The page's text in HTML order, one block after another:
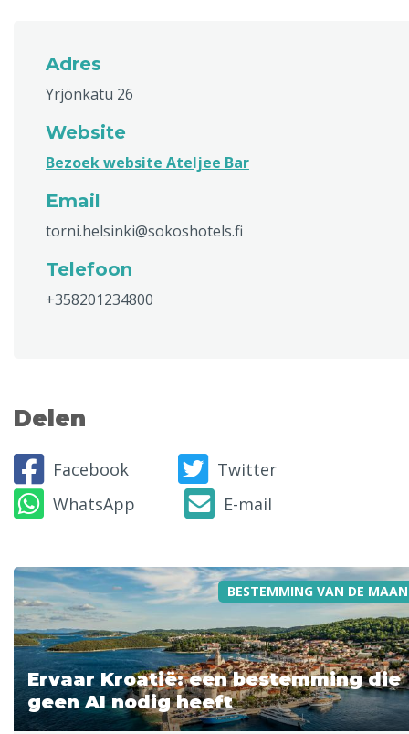
Adres
Yrjönkatu 26
Website
Bezoek website Ateljee Bar
Email
torni.helsinki@sokoshotels.fi
Telefoon
+358201234800
Delen
Facebook
Twitter
WhatsApp
E-mail
BESTEMMING VAN DE
Ervaar Kroatië: een bestemming die
geen AI nodig heeft